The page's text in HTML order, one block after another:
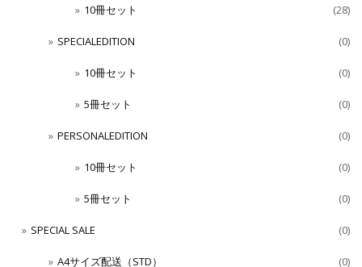
10冊セット (28)
SPECIALEDITION (0)
10冊セット (0)
5冊セット (0)
PERSONALEDITION (0)
10冊セット (0)
5冊セット (0)
SPECIAL SALE (0)
A4サイズ配送（STD） (0)